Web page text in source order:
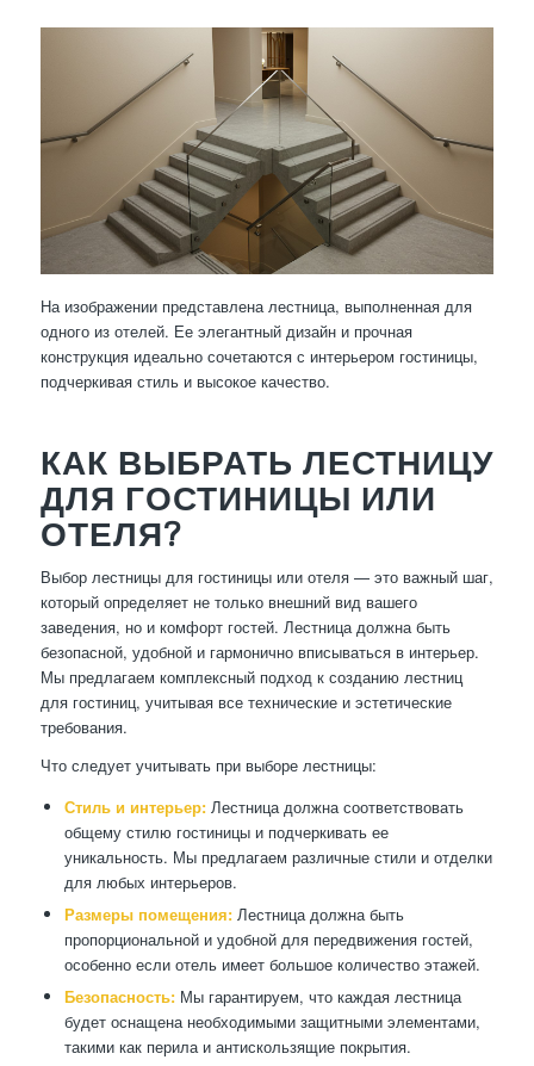
На изображении представлена лестница, выполненная для
одного из отелей. Ее элегантный дизайн и прочная
конструкция идеально сочетаются с интерьером гостиницы,
подчеркивая стиль и высокое качество.
КАК ВЫБРАТЬ ЛЕСТНИЦУ
ДЛЯ ГОСТИНИЦЫ ИЛИ
ОТЕЛЯ?
Выбор лестницы для гостиницы или отеля — это важный шаг,
который определяет не только внешний вид вашего
заведения, но и комфорт гостей. Лестница должна быть
безопасной, удобной и гармонично вписываться в интерьер.
Мы предлагаем комплексный подход к созданию лестниц
для гостиниц, учитывая все технические и эстетические
требования.
Что следует учитывать при выборе лестницы:
Стиль и интерьер:Лестница должна соответствовать
общему стилю гостиницы и подчеркивать ее
уникальность. Мы предлагаем различные стили и отделки
для любых интерьеров.
Размеры помещения:Лестница должна быть
пропорциональной и удобной для передвижения гостей,
особенно если отель имеет большое количество этажей.
Безопасность:Мы гарантируем, что каждая лестница
будет оснащена необходимыми защитными элементами,
такими как перила и антискользящие покрытия.